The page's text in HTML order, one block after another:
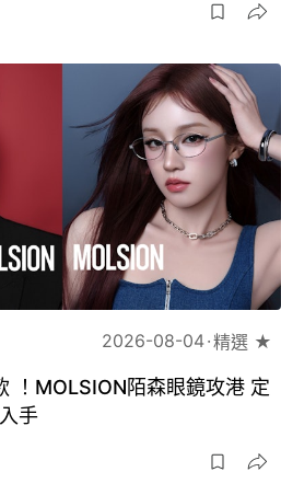
2026-08-04 精選 ★
！MOLSION陌森眼鏡攻港 定
手